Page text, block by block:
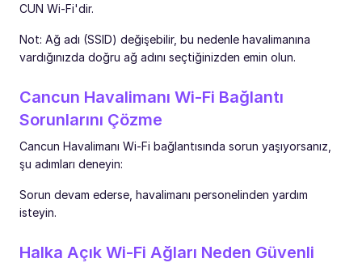
CUN Wi-Fi'dir.
Not: Ağ adı (SSID) değişebilir, bu nedenle havalimanına
vardığınızda doğru ağ adını seçtiğinizden emin olun.
Cancun Havalimanı Wi-Fi Bağlantı
Sorunlarını Çözme
Cancun Havalimanı Wi-Fi bağlantısında sorun yaşıyorsanız,
şu adımları deneyin:
Sorun devam ederse, havalimanı personelinden yardım
isteyin.
Halka Açık Wi-Fi Ağları Neden Güvenli